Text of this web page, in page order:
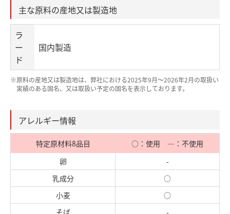
主な原料の産地又は製造地
ラ
ー
ド
国内製造
※原料の産地又は製造地は、弊社における2025年9月～2026年2月の取扱い
実績のある国名、又は取扱い予定の国名を表示しております。
アレルギー情報
特定原材料8品目
○：使用 ―：不使用
卵
-
乳成分
○
小麦
○